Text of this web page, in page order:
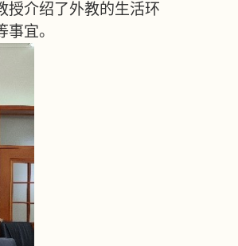
授介绍了外教的生活环
宜。